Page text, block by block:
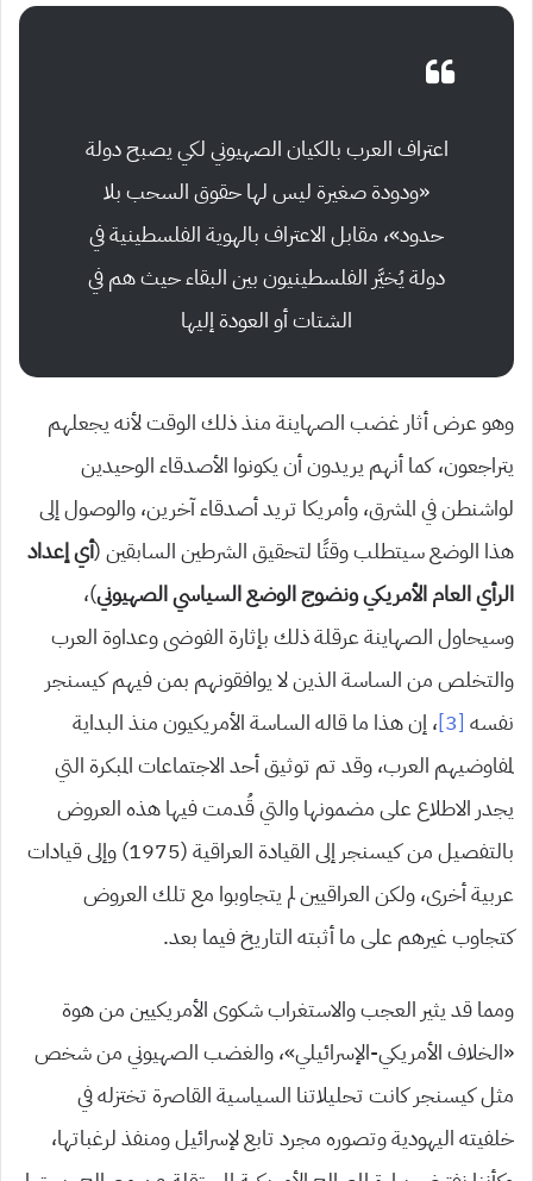
اعتراف العرب بالكيان الصهيوني لكي يصبح دولة
«ودودة صغيرة ليس لها حقوق السحب بلا
حدود»، مقابل الاعتراف بالهوية الفلسطينية في
دولة يُخيَّر الفلسطينيون بين البقاء حيث هم في
الشتات أو العودة إليها
وهو عرض أثار غضب الصهاينة منذ ذلك الوقت لأنه يجعلهم
يتراجعون، كما أنهم يريدون أن يكونوا الأصدقاء الوحيدين
لواشنطن في المشرق، وأمريكا تريد أصدقاء آخرين، والوصول إلى
هذا الوضع سيتطلب وقتًا لتحقيق الشرطين السابقين (أي إعداد
الرأي العام الأمريكي ونضوج الوضع السياسي الصهيوني)،
وسيحاول الصهاينة عرقلة ذلك بإثارة الفوضى وعداوة العرب
والتخلص من الساسة الذين لا يوافقونهم بمن فيهم كيسنجر
نفسه [3]
، إن هذا ما قاله الساسة الأمريكيون منذ البداية
لمفاوضيهم العرب، وقد تم توثيق أحد الاجتماعات المبكرة التي
يجدر الاطلاع على مضمونها والتي قُدمت فيها هذه العروض
بالتفصيل من كيسنجر إلى القيادة العراقية (1975) وإلى قيادات
عربية أخرى، ولكن العراقيين لم يتجاوبوا مع تلك العروض
كتجاوب غيرهم على ما أثبته التاريخ فيما بعد.
ومما قد يثير العجب والاستغراب شكوى الأمريكيين من هوة
«الخلاف الأمريكي-الإسرائيلي»، والغضب الصهيوني من شخص
مثل كيسنجر كانت تحليلاتنا السياسية القاصرة تختزله في
خلفيته اليهودية وتصوره مجرد تابع لإسرائيل ومنفذ لرغباتها،